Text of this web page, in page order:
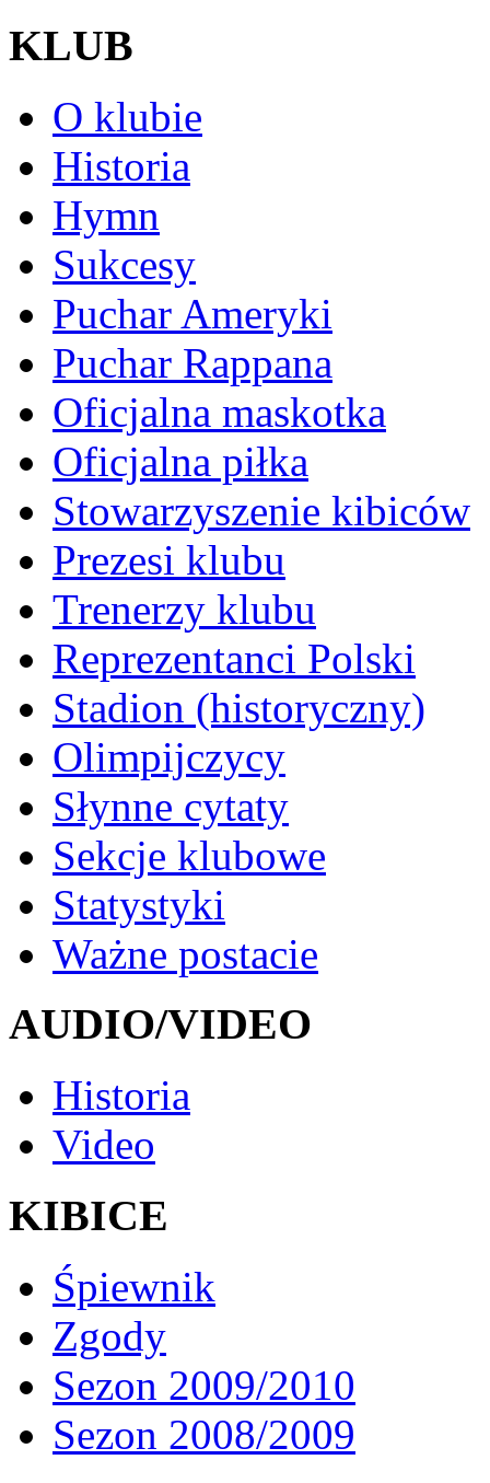
KLUB
O klubie
Historia
Hymn
Sukcesy
Puchar Ameryki
Puchar Rappana
Oficjalna maskotka
Oficjalna piłka
Stowarzyszenie kibiców
Prezesi klubu
Trenerzy klubu
Reprezentanci Polski
Stadion (historyczny)
Olimpijczycy
Słynne cytaty
Sekcje klubowe
Statystyki
Ważne postacie
AUDIO/VIDEO
Historia
Video
KIBICE
Śpiewnik
Zgody
Sezon 2009/2010
Sezon 2008/2009